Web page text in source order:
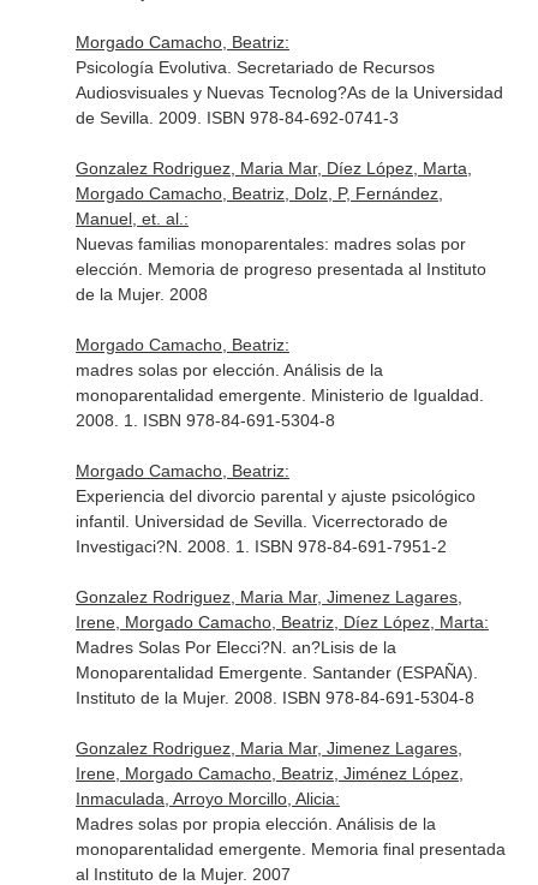
Morgado Camacho, Beatriz:
Psicología Evolutiva. Secretariado de Recursos
Audiosvisuales y Nuevas Tecnolog?As de la Universidad
de Sevilla. 2009. ISBN 978-84-692-0741-3
Gonzalez Rodriguez, Maria Mar, Díez López, Marta,
Morgado Camacho, Beatriz, Dolz, P, Fernández,
Manuel, et. al.:
Nuevas familias monoparentales: madres solas por
elección. Memoria de progreso presentada al Instituto
de la Mujer. 2008
Morgado Camacho, Beatriz:
madres solas por elección. Análisis de la
monoparentalidad emergente. Ministerio de Igualdad.
2008. 1. ISBN 978-84-691-5304-8
Morgado Camacho, Beatriz:
Experiencia del divorcio parental y ajuste psicológico
infantil. Universidad de Sevilla. Vicerrectorado de
Investigaci?N. 2008. 1. ISBN 978-84-691-7951-2
Gonzalez Rodriguez, Maria Mar, Jimenez Lagares,
Irene, Morgado Camacho, Beatriz, Díez López, Marta:
Madres Solas Por Elecci?N. an?Lisis de la
Monoparentalidad Emergente. Santander (ESPAÑA).
Instituto de la Mujer. 2008. ISBN 978-84-691-5304-8
Gonzalez Rodriguez, Maria Mar, Jimenez Lagares,
Irene, Morgado Camacho, Beatriz, Jiménez López,
Inmaculada, Arroyo Morcillo, Alicia:
Madres solas por propia elección. Análisis de la
monoparentalidad emergente. Memoria final presentada
al Instituto de la Mujer. 2007